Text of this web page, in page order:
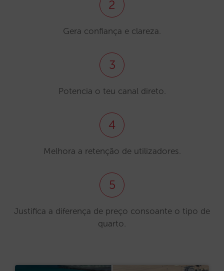
2
Gera confiança e clareza.
3
Potencia o teu canal direto.
4
Melhora a retenção de utilizadores.
5
Justifica a diferença de preço consoante o tipo de
quarto.